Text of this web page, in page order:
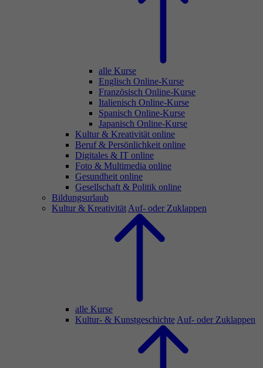
alle Kurse
Englisch Online-Kurse
Französisch Online-Kurse
Italienisch Online-Kurse
Spanisch Online-Kurse
Japanisch Online-Kurse
Kultur & Kreativität online
Beruf & Persönlichkeit online
Digitales & IT online
Foto & Multimedia online
Gesundheit online
Gesellschaft & Politik online
Bildungsurlaub
Kultur & Kreativität Auf- oder Zuklappen
alle Kurse
Kultur- & Kunstgeschichte Auf- oder Zuklappen